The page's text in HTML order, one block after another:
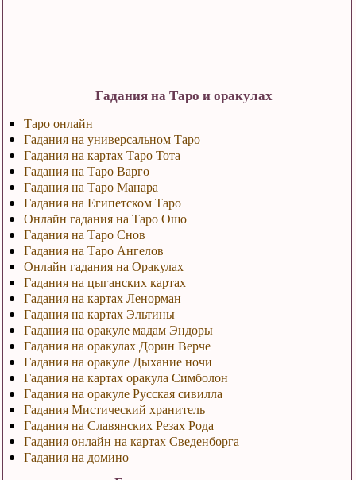
Гадания на Таро и оракулах
Таро онлайн
Гадания на универсальном Таро
Гадания на картах Таро Тота
Гадания на Таро Варго
Гадания на Таро Манара
Гадания на Египетском Таро
Онлайн гадания на Таро Ошо
Гадания на Таро Снов
Гадания на Таро Ангелов
Онлайн гадания на Оракулах
Гадания на цыганских картах
Гадания на картах Ленорман
Гадания на картах Эльтины
Гадания на оракуле мадам Эндоры
Гадания на оракулах Дорин Верче
Гадания на оракуле Дыхание ночи
Гадания на картах оракула Симболон
Гадания на оракуле Русская сивилла
Гадания Мистический хранитель
Гадания на Славянских Резах Рода
Гадания онлайн на картах Сведенборга
Гадания на домино